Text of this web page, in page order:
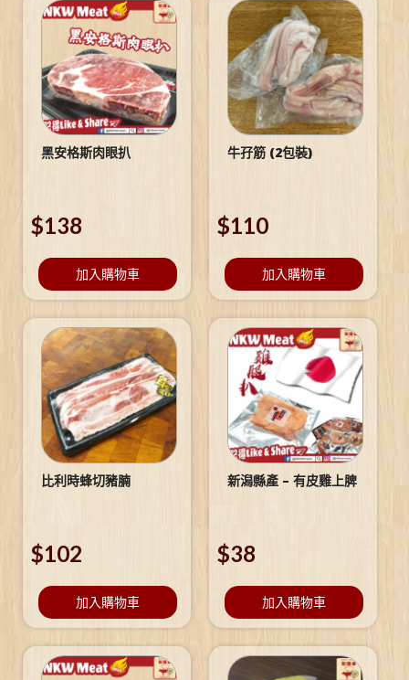
黑安格斯肉眼扒
$138
加入購物車
牛孖筋 (2包裝)
$110
加入購物車
比利時蜂切豬腩
$102
加入購物車
新潟縣產 – 有皮雞上脾
$38
加入購物車